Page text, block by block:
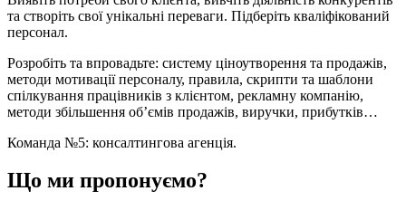
та створіть свої унікальні переваги. Підберіть кваліфікований
персонал.
Розробіть та впровадьте: систему ціноутворення та продажів,
методи мотивації персоналу, правила, скрипти та шаблони
спілкування працівників з клієнтом, рекламну компанію,
методи збільшення об’ємів продажів, виручки, прибутків…
Команда №5: консалтингова агенція.
Що ми пропонуємо?